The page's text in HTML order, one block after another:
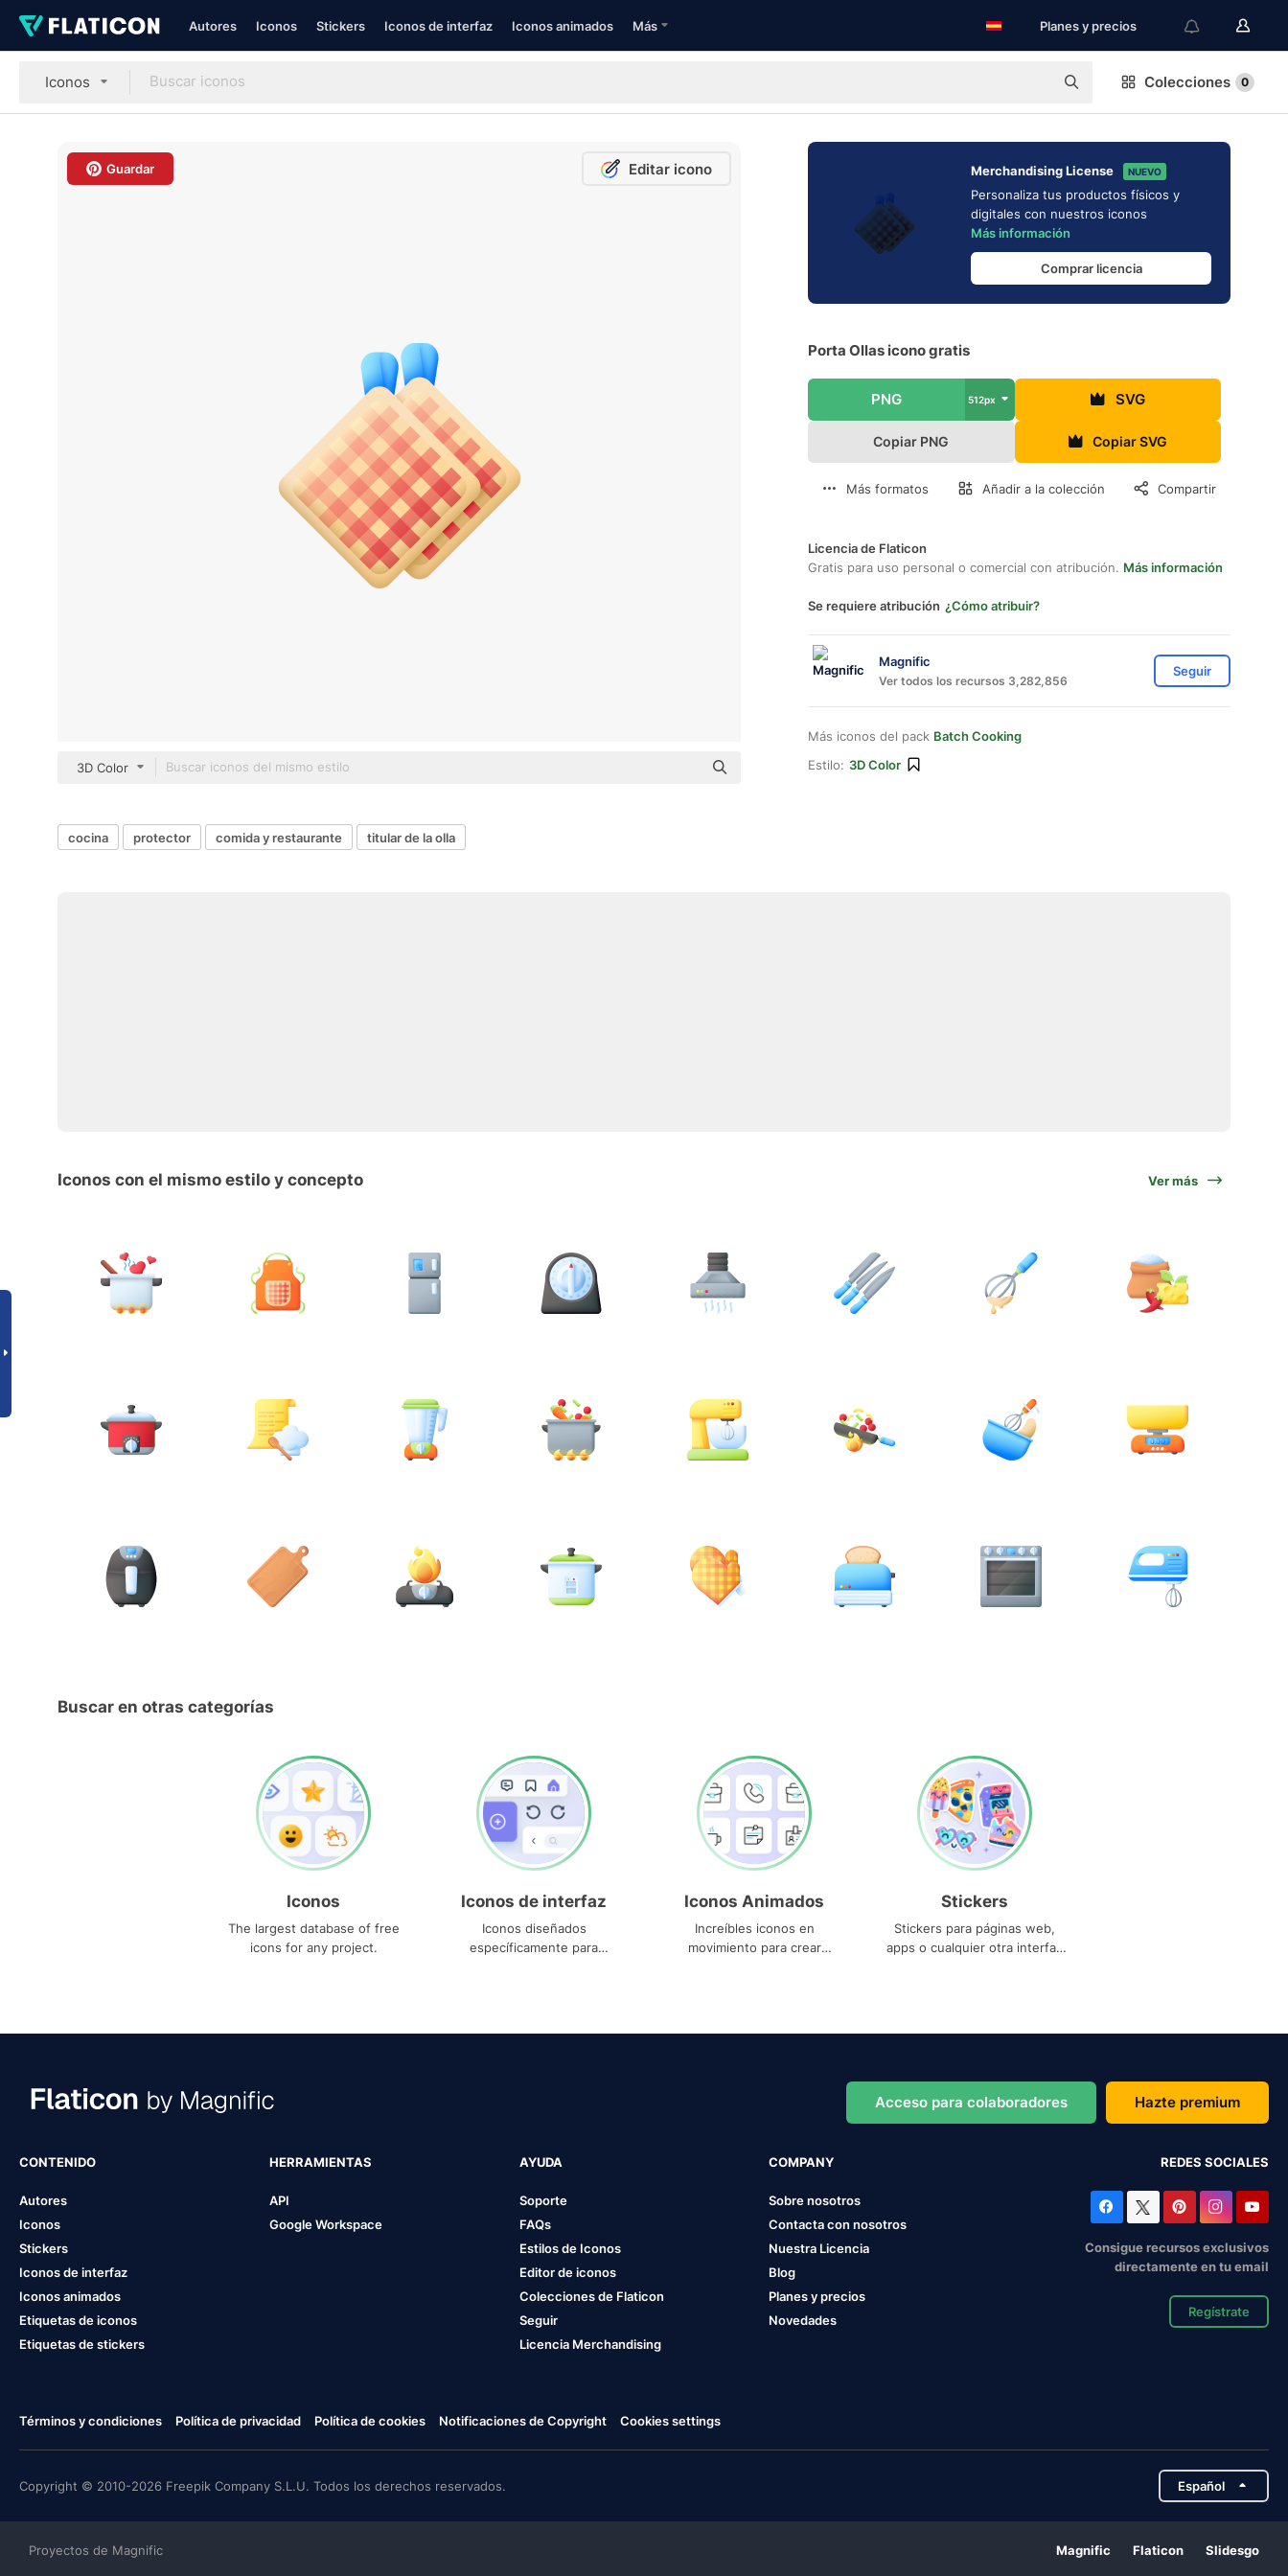
Autores Iconos Stickers Iconos de interfaz Iconos animados Más Planes y precios
Iconos Colecciones 0
Guardar Editar icono
3D Color
Merchandising License NUEVO
Personaliza tus productos físicos y
digitales con nuestros iconos
Más información
Comprar licencia
Porta Ollas icono gratis
PNG 512px SVG
Copiar PNG Copiar SVG
Más formatos Añadir a la colección Compartir
Licencia de Flaticon
Gratis para uso personal o comercial con atribución. Más información
Se requiere atribución ¿Cómo atribuir?
Magnific
Ver todos los recursos 3,282,856
Seguir
Más iconos del pack Batch Cooking
Estilo: 3D Color
cocina protector comida y restaurante titular de la olla
Iconos con el mismo estilo y concepto Ver más
Buscar en otras categorías
Iconos
The largest database of free
icons for any project.
Iconos de interfaz
Iconos diseñados
específicamente para
Iconos Animados
Increíbles iconos en
movimiento para crear
Stickers
Stickers para páginas web,
apps o cualquier otra interfaz
Acceso para colaboradores Hazte premium
CONTENIDO
Autores
Iconos
Stickers
Iconos de interfaz
Iconos animados
Etiquetas de iconos
Etiquetas de stickers
HERRAMIENTAS
API
Google Workspace
AYUDA
Soporte
FAQs
Estilos de Iconos
Editor de iconos
Colecciones de Flaticon
Seguir
Licencia Merchandising
COMPANY
Sobre nosotros
Contacta con nosotros
Nuestra Licencia
Blog
Planes y precios
Novedades
REDES SOCIALES
Consigue recursos exclusivos
directamente en tu email
Regístrate
Términos y condiciones Política de privacidad Política de cookies Notificaciones de Copyright Cookies settings
Copyright © 2010-2026 Freepik Company S.L.U. Todos los derechos reservados. Español
Proyectos de Magnific Magnific Flaticon Slidesgo